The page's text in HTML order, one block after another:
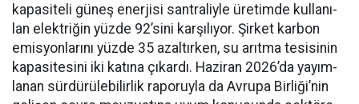
kapasiteli güneş ener­jisi santraliyle üretimde kullanı­
lan elektriğin yüzde 92’sini karşı­lıyor. Şirket karbon
emisyonları­nı yüzde 35 azaltırken, su arıtma tesisinin
kapasitesini iki katına çıkardı. Haziran 2026’da yayım­
lanan sürdürülebilirlik raporuyla da Avrupa Birliği’nin